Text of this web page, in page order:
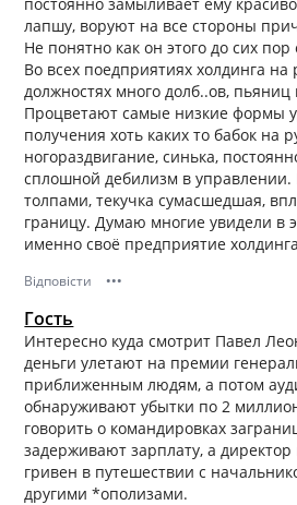
лапшу, воруют на все стороны
Не понятно как он этого до сих
Во всех поедприятиях холдинга на
должностях много долб..ов, пьяниц
Процветают самые низкие формы
получения хоть каких то бабок на
ногораздвигание, синька,
сплошной дебилизм в
толпами, текучка сумасшедшая,
границу. Думаю многие увидели в
именно своё предприятие
Відповісти •••
Гость
Интересно куда смотрит Павел
деньги улетают на премии
приближенным людям, а потом
обнаруживают убытки по 2
говорить о командировках
задерживают зарплату, а
гривен в путешествии с
другими *ополизами.